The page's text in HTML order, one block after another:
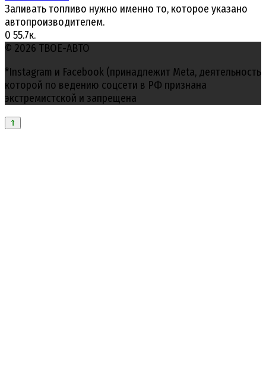
Заливать топливо нужно именно то, которое указано
автопроизводителем.
0 55.7к.
© 2026 ТВОЕ-АВТО
*Instagram и Facebook (принадлежит Meta, деятельность
которой по ведению соцсети в РФ признана
экстремистской и запрещена